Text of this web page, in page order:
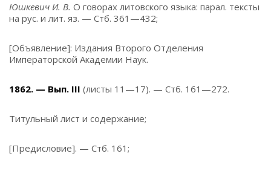
Юшкевич И. В. О говорах литовского языка: парал. тексты
на рус. и лит. яз. — Стб. 361—432;
[Объявление]: Издания Второго Отделения
Императорской Академии Наук.
1862. — Вып. III (листы 11—17). — Стб. 161—272.
Титульный лист и содержание;
[Предисловие]. — Стб. 161;